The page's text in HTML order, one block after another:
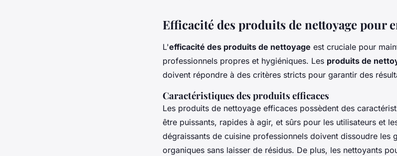
Efficacité des produits de nettoyage pour
L'efficacité des produits de nettoyage est cruciale pour
professionnels propres et hygiéniques. Les produits de
doivent répondre à des critères stricts pour garantir des
Caractéristiques des produits efficaces
Les produits de nettoyage efficaces possèdent des
être puissants, rapides à agir, et sûrs pour les utilisateurs et
dégraissants de cuisine professionnels doivent dissoudre les
organiques sans laisser de résidus. De plus, les nettoyants